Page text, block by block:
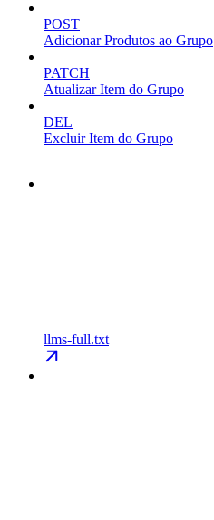
POST
Adicionar Produtos ao Grupo
PATCH
Atualizar Item do Grupo
DEL
Excluir Item do Grupo
llms-full.txt